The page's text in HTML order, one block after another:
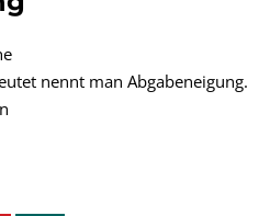
nennt man Abgabeneigung.